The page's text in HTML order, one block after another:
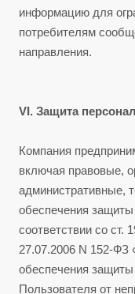
информацию для
потребителям
направления.
VI. Защита
Компания
включая правовые,
административные,
обеспечения
соответствии со ст.
27.07.2006 N 152-
обеспечения
Пользователя от